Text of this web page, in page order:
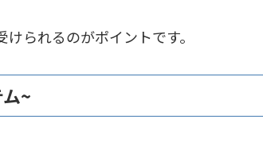
られるのがポイントです。
~